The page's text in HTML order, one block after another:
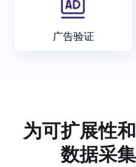
广告验证
为可扩展性
数据采